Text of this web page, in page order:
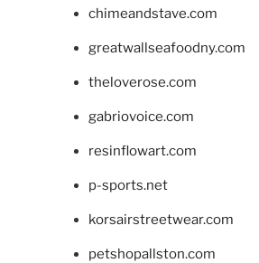
chimeandstave.com
greatwallseafoodny.com
theloverose.com
gabriovoice.com
resinflowart.com
p-sports.net
korsairstreetwear.com
petshopallston.com